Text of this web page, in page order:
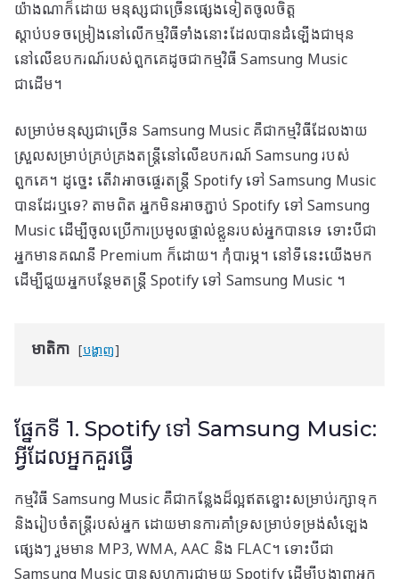
យ៉ាងណាក៏ដោយ មនុស្សជាច្រើនផ្សេងទៀតចូលចិត្ត
ស្តាប់បទចម្រៀងនៅលើកម្មវិធីទាំងនោះដែលបានដំឡើងជាមុន
នៅលើឧបករណ៍របស់ពួកគេដូចជាកម្មវិធី Samsung Music
ជាដើម។
សម្រាប់មនុស្សជាច្រើន Samsung Music គឺជាកម្មវិធីដែលងាយ
ស្រួលសម្រាប់គ្រប់គ្រងតន្ត្រីនៅលើឧបករណ៍ Samsung របស់
ពួកគេ។ ដូច្នេះ តើ​វា​អាច​ផ្ទេរ​តន្ត្រី Spotify ទៅ Samsung Music
បាន​ដែរ​ឬ​ទេ? តាមពិត អ្នកមិនអាចភ្ជាប់ Spotify ទៅ Samsung
Music ដើម្បីចូលប្រើការប្រមូលផ្ទាល់ខ្លួនរបស់អ្នកបានទេ ទោះបីជា
អ្នកមានគណនី Premium ក៏ដោយ។ កុំបារម្ភ។ នៅទីនេះយើងមក
ដើម្បីជួយអ្នកបន្ថែមតន្ត្រី Spotify ទៅ Samsung Music ។
មាតិកា បង្ហាញ
ផ្នែកទី 1. Spotify ទៅ Samsung Music:
អ្វីដែលអ្នកគួរធ្វើ
កម្មវិធី Samsung Music គឺជាកន្លែងដ៏ល្អឥតខ្ចោះសម្រាប់រក្សាទុក
និងរៀបចំតន្ត្រីរបស់អ្នក ដោយមានការគាំទ្រសម្រាប់ទម្រង់សំឡេង
ផ្សេងៗ រួមមាន MP3, WMA, AAC និង FLAC។ ទោះបីជា
Samsung Music បានសហការជាមួយ Spotify ដើម្បីបង្ហាញអ្នក